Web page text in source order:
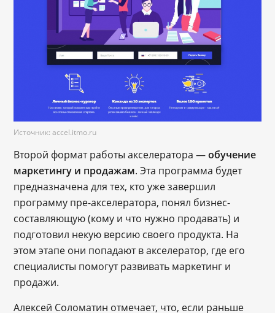
Источник: accel.itmo.ru
Второй формат работы акселератора —обучение
маркетингу и продажам. Эта программа будет
предназначена для тех, кто уже завершил
программу пре-акселератора, понял бизнес-
составляющую (кому и что нужно продавать) и
подготовил некую версию своего продукта. На
этом этапе они попадают в акселератор, где его
специалисты помогут развивать маркетинг и
продажи.
Алексей Соломатин отмечает, что, если раньше